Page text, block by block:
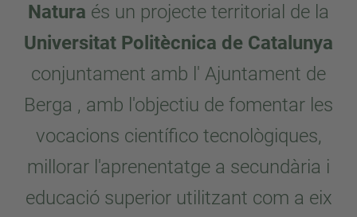
Natura és un projecte territorial de la
Universitat Politècnica de Catalunya
conjuntament amb l' Ajuntament de
Berga , amb l'objectiu de fomentar les
vocacions científico tecnològiques,
millorar l'aprenentatge a secundària i
educació superior utilitzant com a eix